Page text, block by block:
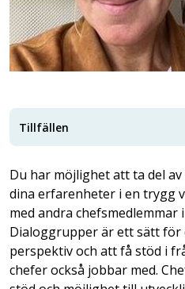
Tillfällen
Du har möjlighet att ta del
dina erfarenheter i en trygg
med andra
Dialoggrupper är ett sätt för
perspektiv och att få stöd i
chefer också jobbar med.